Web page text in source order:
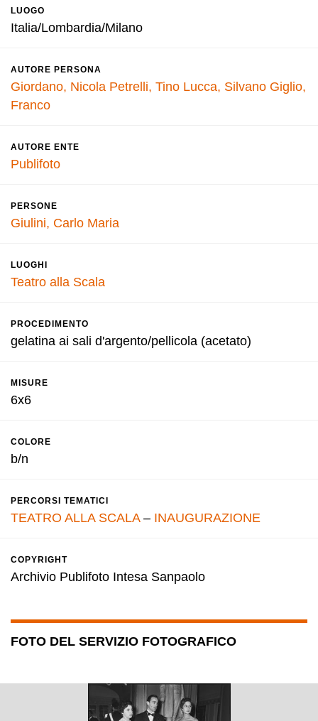
LUOGO
Italia/Lombardia/Milano
AUTORE PERSONA
Giordano, Nicola Petrelli, Tino Lucca, Silvano Giglio,
Franco
AUTORE ENTE
Publifoto
PERSONE
Giulini, Carlo Maria
LUOGHI
Teatro alla Scala
PROCEDIMENTO
gelatina ai sali d'argento/pellicola (acetato)
MISURE
6x6
COLORE
b/n
PERCORSI TEMATICI
TEATRO ALLA SCALA– INAUGURAZIONE
COPYRIGHT
Archivio Publifoto Intesa Sanpaolo
FOTO DEL SERVIZIO FOTOGRAFICO